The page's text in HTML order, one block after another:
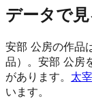
データで見
安部 公房の作品
品）。安部 公房
があります。 太
います。